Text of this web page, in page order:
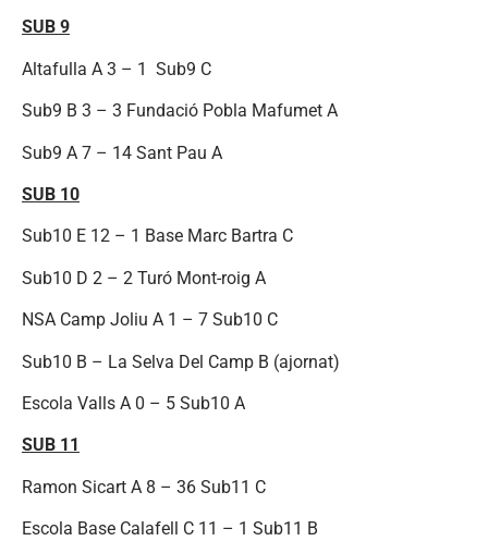
SUB 9
Altafulla A 3 – 1 Sub9 C
Sub9 B 3 – 3 Fundació Pobla Mafumet A
Sub9 A 7 – 14 Sant Pau A
SUB 10
Sub10 E 12 – 1 Base Marc Bartra C
Sub10 D 2 – 2 Turó Mont-roig A
NSA Camp Joliu A 1 – 7 Sub10 C
Sub10 B – La Selva Del Camp B (ajornat)
Escola Valls A 0 – 5 Sub10 A
SUB 11
Ramon Sicart A 8 – 36 Sub11 C
Escola Base Calafell C 11 – 1 Sub11 B